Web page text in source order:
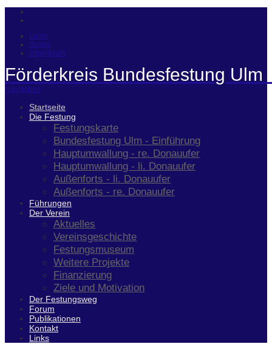
Login
Suche
Impressum
Förderkreis Bundesfestung Ulm
Navigation
Startseite
Die Festung
Festungskarte
Bundesfestung Ulm - Einführung
Hauptumwallung - re. Donauufer
Hauptumwallung - li. Donauufer
Außenforts - li. Donauufer
Außenforts - re. Donauufer
Führungen
Der Verein
Aktuelles
Vereinsgeschichte
Festungsmuseum
Weitere Projekte
Finanzierung
Ziele und Motivation
Der Festungsweg
Forum
Publikationen
Kontakt
Links